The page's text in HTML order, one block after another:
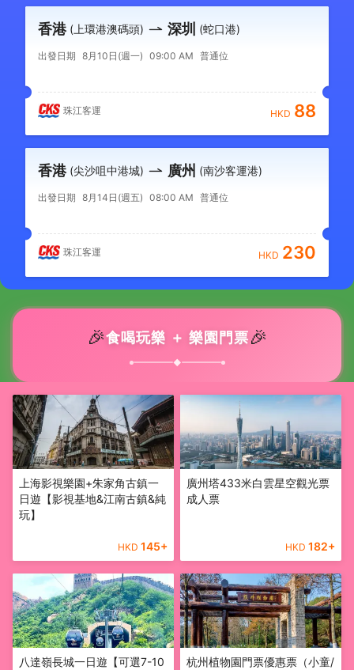
香港 (上環港澳碼頭) 深圳 (蛇口港)
出發日期 8月10日(週一) 09:00 AM 普通位
珠江客運 HKD 88
香港 (尖沙咀中港城) 廣州 (南沙客運港)
出發日期 8月14日(週五) 08:00 AM 普通位
珠江客運 HKD 230
🎉食喝玩樂 ＋ 樂園門票🎉
◆
上海影視樂園+朱家角古鎮一
日遊【影視基地&江南古鎮&純
玩】
HKD 145+
廣州塔433米白雲星空觀光票
成人票
HKD 182+
八達嶺長城一日遊【可選7-10
杭州植物園門票優惠票（小童/